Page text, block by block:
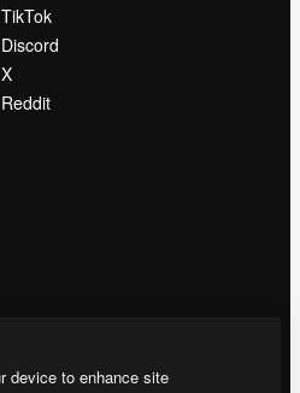
TikTok
Discord
X
Reddit
device to enhance site